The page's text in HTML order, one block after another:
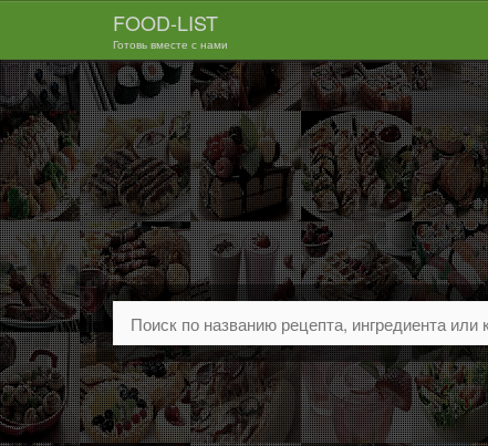
FOOD-LIST
Готовь вместе с нами